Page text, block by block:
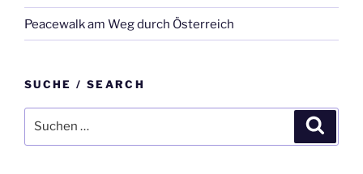
Peacewalk am Weg durch Österreich
SUCHE / SEARCH
nach: